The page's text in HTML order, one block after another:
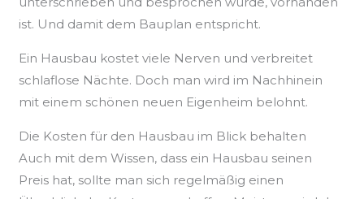
ist. Und damit dem Bauplan entspricht.
Ein Hausbau kostet viele Nerven und verbreitet
schlaflose Nächte. Doch man wird im Nachhinein
mit einem schönen neuen Eigenheim belohnt.
Die Kosten für den Hausbau im Blick behalten
Auch mit dem Wissen, dass ein Hausbau seinen
Preis hat, sollte man sich regelmäßig einen